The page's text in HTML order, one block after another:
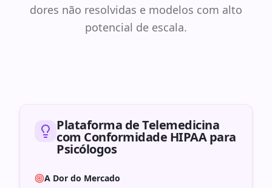
dores não resolvidas e modelos com alto
potencial de escala.
Plataforma de Telemedicina
com Conformidade HIPAA para
Psicólogos
A Dor do Mercado